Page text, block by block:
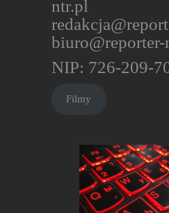
ntr.pl
NIP: 726-209-
Filmy